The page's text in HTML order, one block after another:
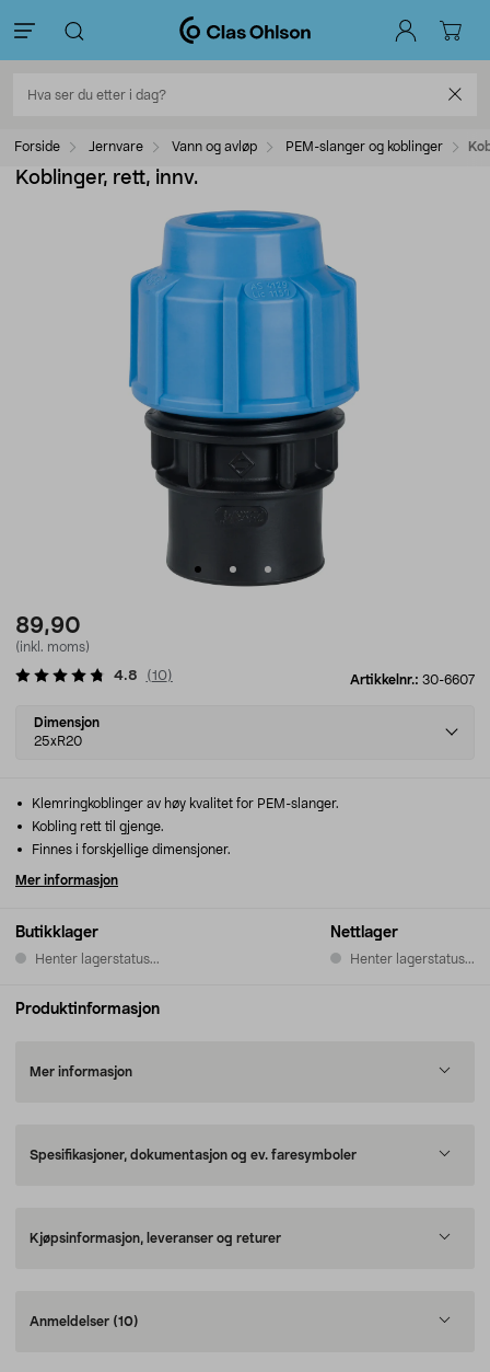
Forside Jernvare Vann og avløp PEM-slanger og koblinger
Koblinger, rett, innv.
89,90
(inkl. moms)
Artikkelnr.: 30-6607
4.8 (10)
Select
variant
Dimensjon
25xR20
Butikklager
Henter lagerstatus...
Nettlager
Henter lagerstatus...
Klemringkoblinger av høy kvalitet for PEM-slanger.
Kobling rett til gjenge.
Finnes i forskjellige dimensjoner.
Mer informasjon
Produktinformasjon
Mer informasjon
Spesifikasjoner, dokumentasjon og ev. faresymboler
Kjøpsinformasjon, leveranser og returer
Anmeldelser (10)